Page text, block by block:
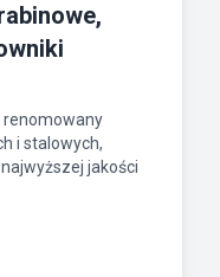
renomowany
i stalowych,
jakości